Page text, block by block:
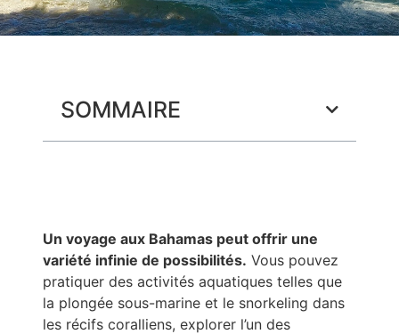
SOMMAIRE
Un voyage aux Bahamas peut offrir une
variété infinie de possibilités. Vous pouvez
pratiquer des activités aquatiques telles que
la plongée sous-marine et le snorkeling dans
les récifs coralliens, explorer l’un des